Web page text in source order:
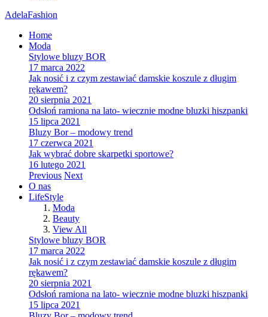
AdelaFashion
Home
Moda
Stylowe bluzy BOR
17 marca 2022
Jak nosić i z czym zestawiać damskie koszule z długim
rękawem?
20 sierpnia 2021
Odsłoń ramiona na lato- wiecznie modne bluzki hiszpanki
15 lipca 2021
Bluzy Bor – modowy trend
17 czerwca 2021
Jak wybrać dobre skarpetki sportowe?
16 lutego 2021
Previous Next
O nas
LifeStyle
Moda
Beauty
View All
Stylowe bluzy BOR
17 marca 2022
Jak nosić i z czym zestawiać damskie koszule z długim
rękawem?
20 sierpnia 2021
Odsłoń ramiona na lato- wiecznie modne bluzki hiszpanki
15 lipca 2021